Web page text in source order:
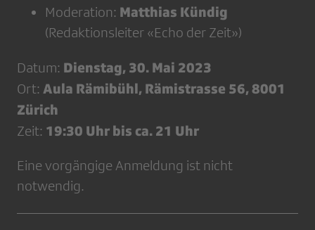
Moderation: Matthias Kündig
(Redaktionsleiter «Echo der Zeit»)
Datum: Dienstag, 30. Mai 2023
Ort: Aula Rämibühl, Rämistrasse 56, 8001
Zürich
Zeit: 19:30 Uhr bis ca. 21 Uhr
Eine vorgängige Anmeldung ist nicht
notwendig.